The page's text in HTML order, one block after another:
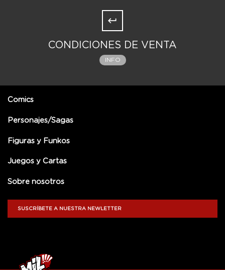
CONDICIONES DE VENTA
INFO
Comics
Personajes/Sagas
Figuras y Funkos
Juegos y Cartas
Sobre nosotros
SUSCRÍBETE A NUESTRA NEWLETTER